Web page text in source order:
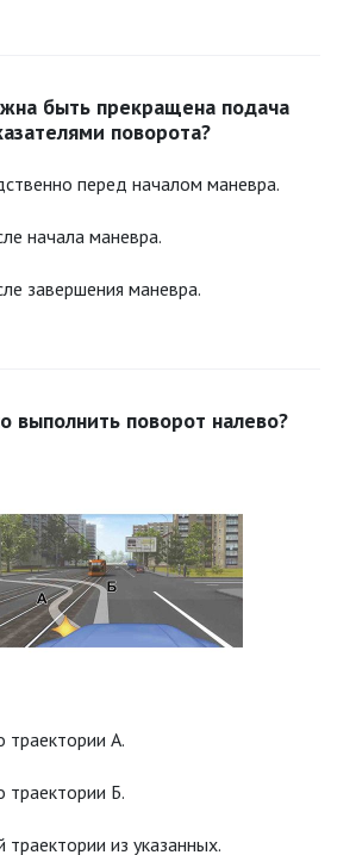
быть прекращена подача
поворота?
перед началом маневра.
начала маневра.
завершения маневра.
выполнить поворот налево?
траектории А.
траектории Б.
из указанных.